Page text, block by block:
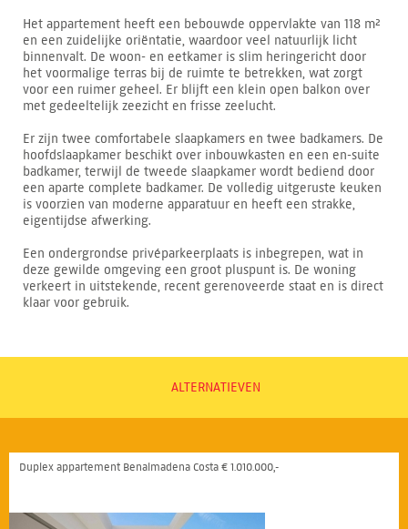
Het appartement heeft een bebouwde oppervlakte van 118 m²
en een zuidelijke oriëntatie, waardoor veel natuurlijk licht
binnenvalt. De woon- en eetkamer is slim heringericht door
het voormalige terras bij de ruimte te betrekken, wat zorgt
voor een ruimer geheel. Er blijft een klein open balkon over
met gedeeltelijk zeezicht en frisse zeelucht.
Er zijn twee comfortabele slaapkamers en twee badkamers. De
hoofdslaapkamer beschikt over inbouwkasten en een en-suite
badkamer, terwijl de tweede slaapkamer wordt bediend door
een aparte complete badkamer. De volledig uitgeruste keuken
is voorzien van moderne apparatuur en heeft een strakke,
eigentijdse afwerking.
Een ondergrondse privéparkeerplaats is inbegrepen, wat in
deze gewilde omgeving een groot pluspunt is. De woning
verkeert in uitstekende, recent gerenoveerde staat en is direct
klaar voor gebruik.
ALTERNATIEVEN
Duplex appartement Benalmadena Costa € 1.010.000,-